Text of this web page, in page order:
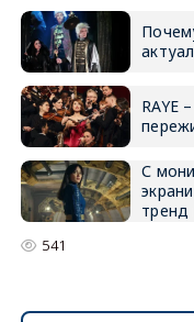
RAYE
С
тренд
541